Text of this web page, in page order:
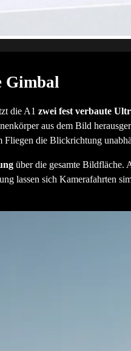
Gimbal
die A1 zwei fest verbaute
aus dem Bild
Fliegen die Blickrichtung
über die gesamte Bildfläche.
lassen sich Kamerafahrten